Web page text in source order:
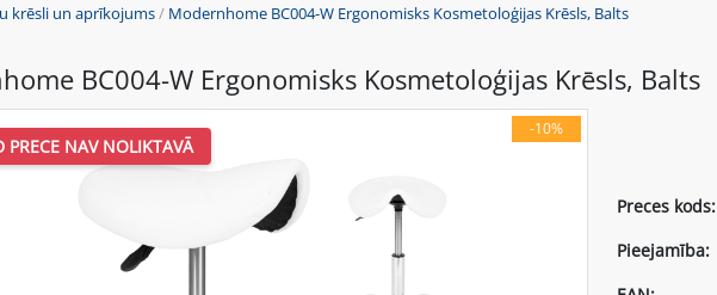
krēsli un aprīkojums/ Modernhome BC004-W Ergonomisks Kosmetoloģijas Krēsls, Balts
BC004-W Ergonomisks Kosmetoloģijas Krēsls, Balts
-10%
PRECE NAV NOLIKTAVĀ
Preces kods:
Pieejamība: